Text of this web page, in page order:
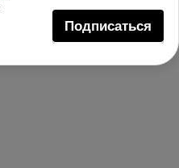
Подписаться